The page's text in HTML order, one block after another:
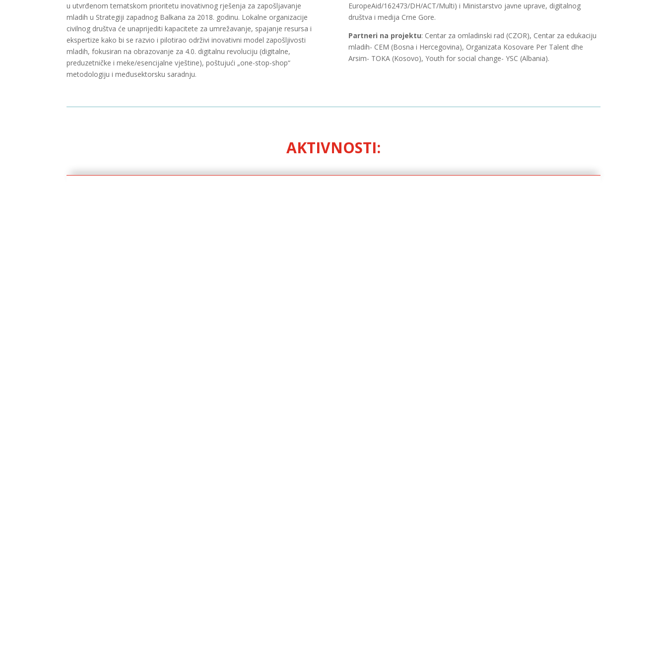
u utvrđenom tematskom prioritetu inovativnog rješenja za zapošljavanje
mladih u Strategiji zapadnog Balkana za 2018. godinu. Lokalne organizacije
civilnog društva će unaprijediti kapacitete za umrežavanje, spajanje resursa i
ekspertize kako bi se razvio i pilotirao održivi inovativni model zapošljivosti
mladih, fokusiran na obrazovanje za 4.0. digitalnu revoluciju (digitalne,
preduzetničke i meke/esencijalne vještine), poštujući „one-stop-shop“
metodologiju i međusektorsku saradnju.
EuropeAid/162473/DH/ACT/Multi) i Ministarstvo javne uprave, digitalnog
društva i medija Crne Gore.
Partneri na projektu: Centar za omladinski rad (CZOR), Centar za edukaciju
mladih- CEM (Bosna i Hercegovina), Organizata Kosovare Per Talent dhe
Arsim- TOKA (Kosovo), Youth for social change- YSC (Albania).
AKTIVNOSTI: